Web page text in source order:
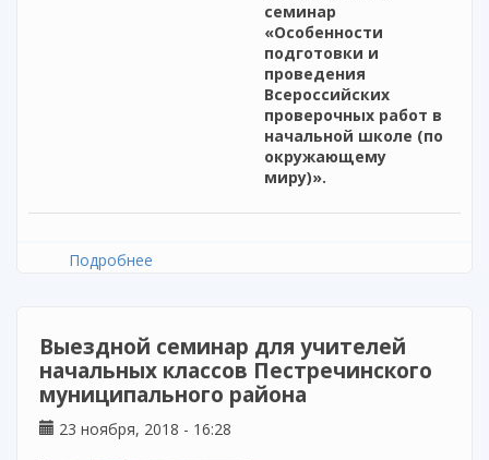
семинар
«Особенности
подготовки и
проведения
Всероссийских
проверочных работ в
начальной школе (по
окружающему
миру)».
Подробнее
Выездной семинар для учителей
начальных классов Пестречинского
муниципального района
23 ноября, 2018 - 16:28